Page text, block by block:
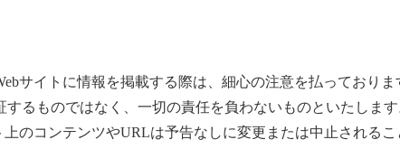
サイトに情報を掲載する際は、細心の注意を払っており
するものではなく、一切の責任を負わないものといたします
上のコンテンツやURLは予告なしに変更または中止される